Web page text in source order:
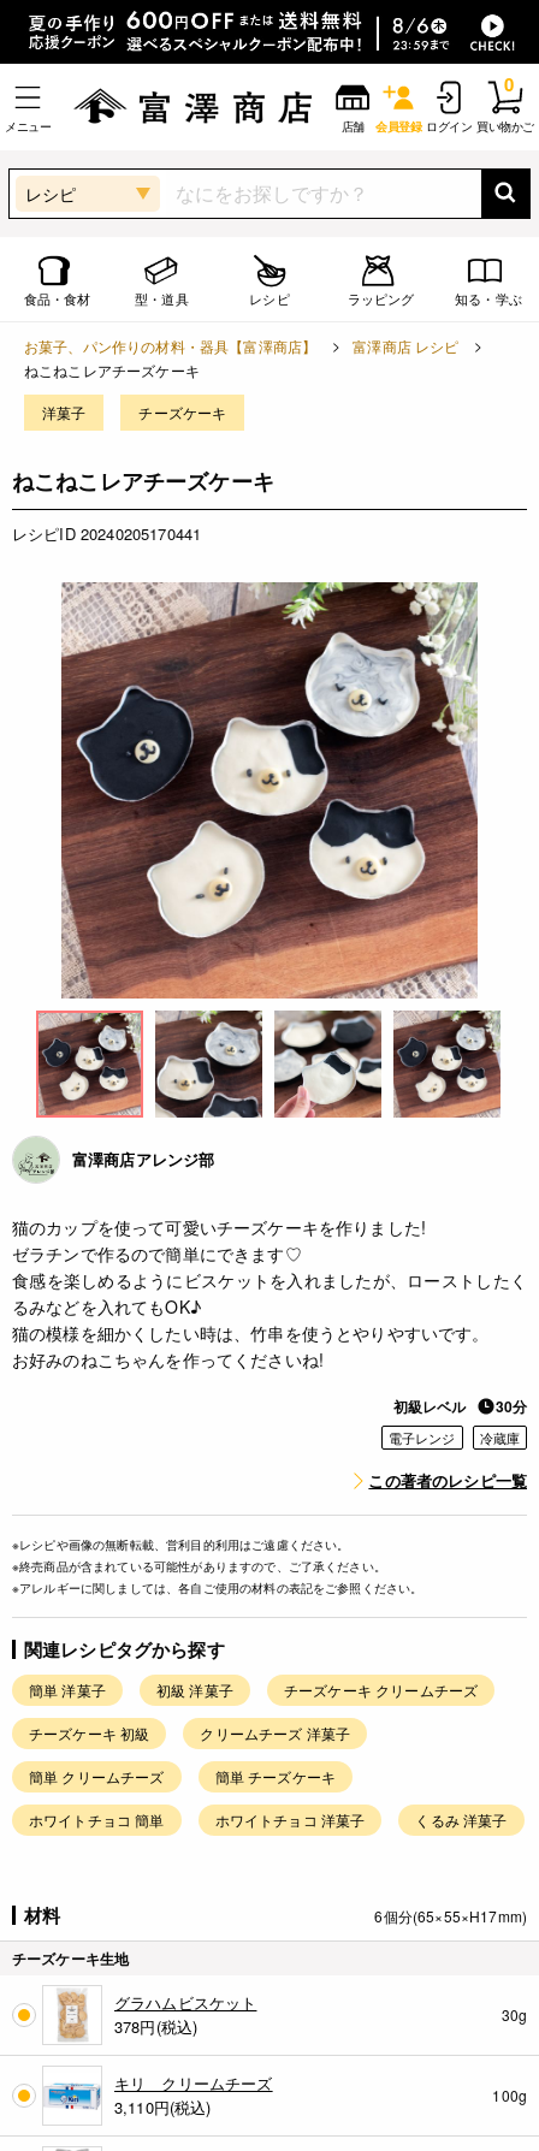
メニュー 店舗 会員登録 ログイン 買い物かご
0
レシピ
食品・食材 型・道具 レシピ ラッピング 知る・学ぶ
お菓子、パン作りの材料・器具【富澤商店】
富澤商店 レシピ
ねこねこレアチーズケーキ
洋菓子 チーズケーキ
ねこねこレアチーズケーキ
レシピID 20240205170441
富澤商店アレンジ部
猫のカップを使って可愛いチーズケーキを作りました!
ゼラチンで作るので簡単にできます♡
食感を楽しめるようにビスケットを入れましたが、ローストしたく
るみなどを入れてもOK♪
猫の模様を細かくしたい時は、竹串を使うとやりやすいです。
お好みのねこちゃんを作ってくださいね!
初級レベル 30分
電子レンジ 冷蔵庫
この著者のレシピ一覧
※レシピや画像の無断転載、営利目的利用はご遠慮ください。
※終売商品が含まれている可能性がありますので、ご了承ください。
※アレルギーに関しましては、各自ご使用の材料の表記をご参照ください。
関連レシピタグから探す
簡単 洋菓子 初級 洋菓子 チーズケーキ クリームチーズ
チーズケーキ 初級 クリームチーズ 洋菓子
簡単 クリームチーズ 簡単 チーズケーキ
ホワイトチョコ 簡単 ホワイトチョコ 洋菓子 くるみ 洋菓子
材料 6個分(65×55×H17mm)
チーズケーキ生地
グラハムビスケット
378円(税込)
30g
キリ クリームチーズ
3,110円(税込)
100g